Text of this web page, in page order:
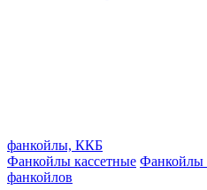
фанкойлы, ККБ
Фанкойлы кассетные Фанкойлы
фанкойлов